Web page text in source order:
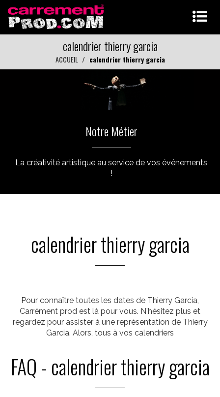
calendrier thierry garcia
ACCUEIL calendrier thierry garcia
Notre Métier
La créativité artistique au service de vos événements
!
calendrier thierry garcia
Pour connaître toutes les dates de Thierry Garcia,
Carrément prod est là pour vous. N'hésitez plus et
regardez pour assister à une représentation de Thierry
Garcia. Alors, tous à vos calendriers
FAQ - calendrier thierry garcia